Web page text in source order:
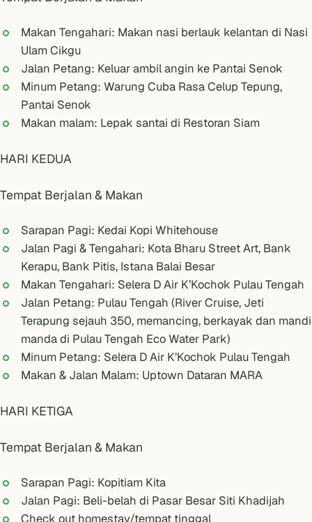
Makan Tengahari: Makan nasi berlauk kelantan di Nasi
Ulam Cikgu
Jalan Petang: Keluar ambil angin ke Pantai Senok
Minum Petang: Warung Cuba Rasa Celup Tepung,
Pantai Senok
Makan malam: Lepak santai di Restoran Siam
HARI KEDUA
Tempat Berjalan & Makan
Sarapan Pagi: Kedai Kopi Whitehouse
Jalan Pagi & Tengahari: Kota Bharu Street Art, Bank
Kerapu, Bank Pitis, Istana Balai Besar
Makan Tengahari: Selera D Air K’Kochok Pulau Tengah
Jalan Petang: Pulau Tengah (River Cruise, ​​Jeti
Terapung sejauh 350, memancing, berkayak dan mandi
manda di Pulau Tengah Eco Water Park)
Minum Petang: Selera D Air K’Kochok Pulau Tengah
Makan & Jalan Malam: Uptown Dataran MARA
HARI KETIGA
Tempat Berjalan & Makan
Sarapan Pagi: Kopitiam Kita
Jalan Pagi: Beli-belah di Pasar Besar Siti Khadijah
Check out homestay/tempat tinggal